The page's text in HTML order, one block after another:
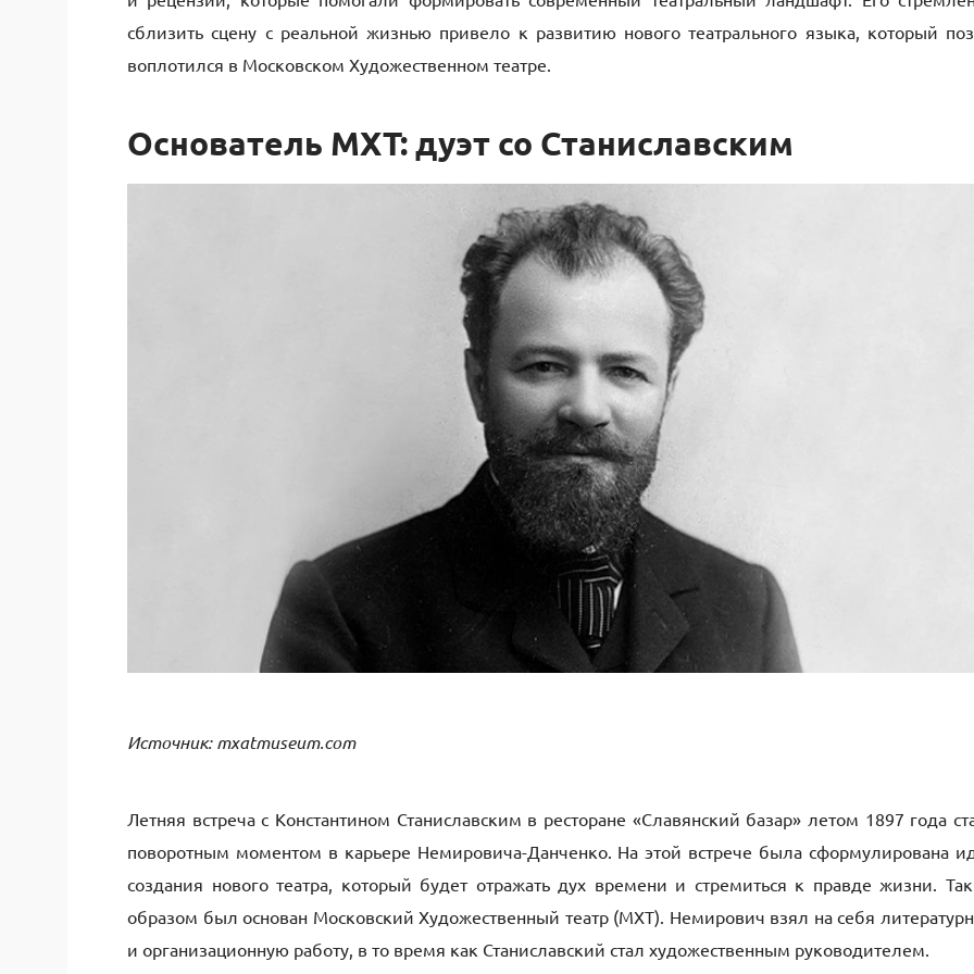
сблизить сцену с реальной жизнью привело к развитию нового театрального языка, который
воплотился в Московском Художественном театре.
Основатель МХТ: дуэт со Станиславским
Источник: mxatmuseum.com
Летняя встреча с Константином Станиславским в ресторане «Славянский базар» летом 1897 года
поворотным моментом в карьере Немировича-Данченко. На этой встрече была сформулирована
создания нового театра, который будет отражать дух времени и стремиться к правде жизни.
образом был основан Московский Художественный театр (МХТ). Немирович взял на себя
и организационную работу, в то время как Станиславский стал художественным руководителем.